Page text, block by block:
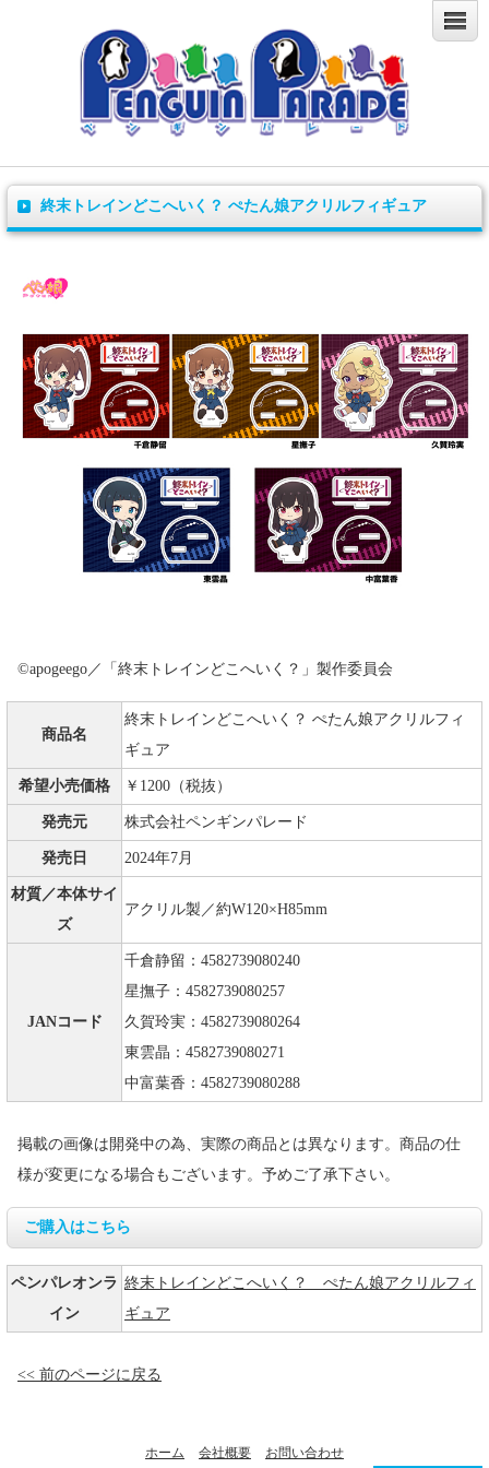
終末トレインどこへいく？ ぺたん娘アクリルフィギュア
©apogeego／「終末トレインどこへいく？」製作委員会
商品名
終末トレインどこへいく？ ぺたん娘アクリルフィ
ギュア
希望小売価格 ￥1200（税抜）
発売元 株式会社ペンギンパレード
発売日 2024年7月
材質／本体サイ
ズ
アクリル製／約W120×H85mm
JANコード
千倉静留：4582739080240
星撫子：4582739080257
久賀玲実：4582739080264
東雲晶：4582739080271
中富葉香：4582739080288
掲載の画像は開発中の為、実際の商品とは異なります。商品の仕
様が変更になる場合もございます。予めご了承下さい。
ご購入はこちら
ペンパレオンラ
イン
終末トレインどこへいく？ ぺたん娘アクリルフィ
ギュア
<< 前のページに戻る
ホーム 会社概要 お問い合わせ